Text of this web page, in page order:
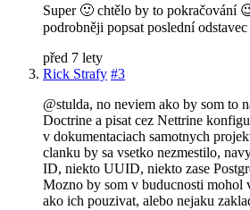
Super 🙂 chtělo by to pokračování
podrobněji popsat poslední
před 7 lety
Rick Strafy #3
@stulda, no neviem ako by som to
Doctrine a pisat cez Nettrine
v dokumentaciach samotnych
clanku by sa vsetko nezmestilo,
ID, niekto UUID, niekto zase
Mozno by som v buducnosti mohol
ako ich pouzivat, alebo nejaku